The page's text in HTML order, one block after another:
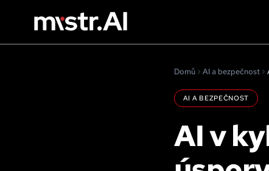
Domů AI a bezpečnost
AI A BEZPEČNOST
AI v